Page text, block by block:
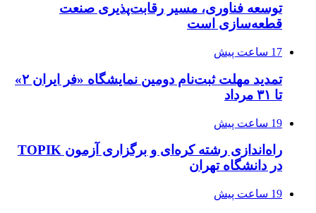
توسعه فناوری، مسیر رقابت‌پذیری صنعت
قطعه‌سازی است
17 ساعت پیش
تمدید مهلت ثبت‌نام دومین نمایشگاه «فر ایران ۲»
تا ۳۱ مرداد
19 ساعت پیش
راه‌اندازی رشته کره‌ای و برگزاری آزمون TOPIK
در دانشگاه تهران
19 ساعت پیش